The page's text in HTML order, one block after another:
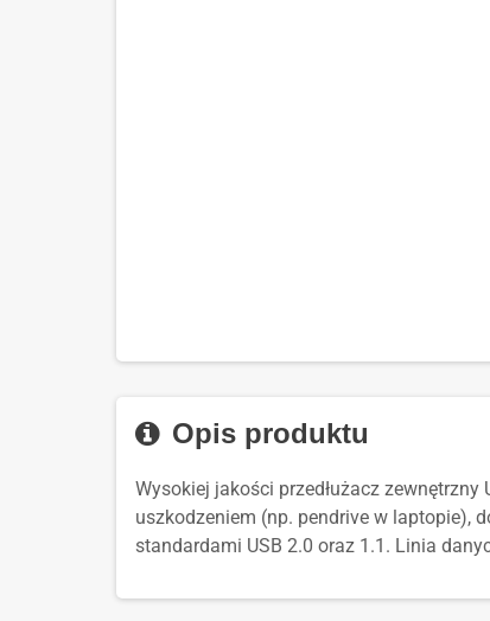
Opis produktu
Wysokiej jakości przedłużacz
uszkodzeniem (np. pendrive w laptopie),
standardami USB 2.0 oraz 1.1. Linia